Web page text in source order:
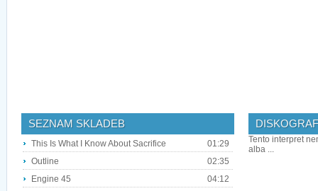
SEZNAM SKLADEB
This Is What I Know About Sacrifice
01:29
Outline
02:35
Engine 45
04:12
Tento interpret
alba ...